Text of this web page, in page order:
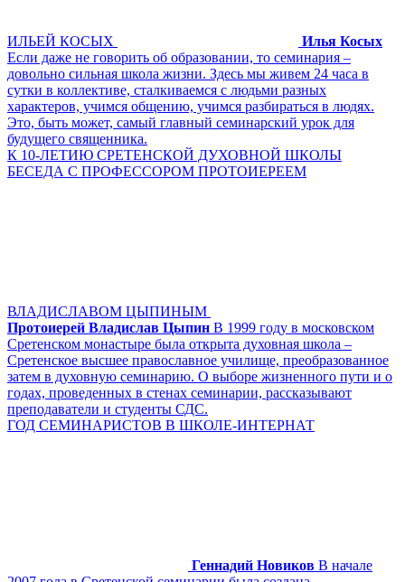
ИЛЬЕЙ КОСЫХ
Илья Косых
Если даже не говорить об образовании, то семинария –
довольно сильная школа жизни. Здесь мы живем 24 часа в
сутки в коллективе, сталкиваемся с людьми разных
характеров, учимся общению, учимся разбираться в людях.
Это, быть может, самый главный семинарский урок для
будущего священника.
К 10-ЛЕТИЮ СРЕТЕНСКОЙ ДУХОВНОЙ ШКОЛЫ
БЕСЕДА С ПРОФЕССОРОМ ПРОТОИЕРЕЕМ
ВЛАДИСЛАВОМ ЦЫПИНЫМ
Протоиерей Владислав Цыпин В 1999 году в московском
Сретенском монастыре была открыта духовная школа –
Сретенское высшее православное училище, преобразованное
затем в духовную семинарию. О выборе жизненного пути и о
годах, проведенных в стенах семинарии, рассказывают
преподаватели и студенты СДС.
ГОД СЕМИНАРИСТОВ В ШКОЛЕ-ИНТЕРНАТ
Геннадий Новиков В начале